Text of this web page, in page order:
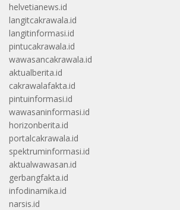
helvetianews.id
langitcakrawala.id
langitinformasi.id
pintucakrawala.id
wawasancakrawala.id
aktualberita.id
cakrawalafakta.id
pintuinformasi.id
wawasaninformasi.id
horizonberita.id
portalcakrawala.id
spektruminformasi.id
aktualwawasan.id
gerbangfakta.id
infodinamika.id
narsis.id